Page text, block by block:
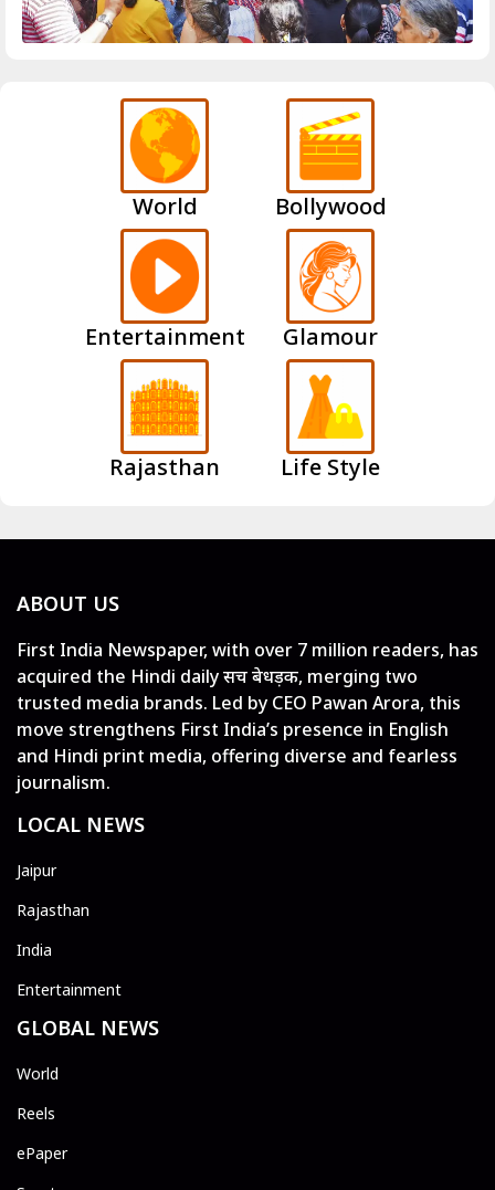
World Bollywood
Entertainment Glamour
Rajasthan Life Style
ABOUT US
First India Newspaper, with over 7 million readers, has
acquired the Hindi daily सच बेधड़क, merging two
trusted media brands. Led by CEO Pawan Arora, this
move strengthens First India’s presence in English
and Hindi print media, offering diverse and fearless
journalism.
LOCAL NEWS
Jaipur
Rajasthan
India
Entertainment
GLOBAL NEWS
World
Reels
ePaper